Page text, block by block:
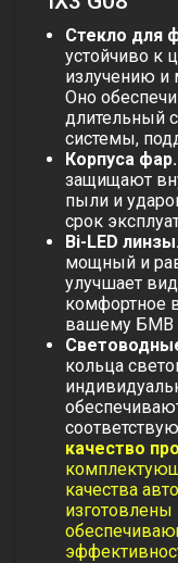
Стекло для
устойчиво к
излучению и
Оно
длительный
системы,
Корпуса фар.
защищают
пыли и
срок
Bi-LED
мощный и
улучшает
комфортное
вашему БМВ
кольца
качество
качества
изготовлены